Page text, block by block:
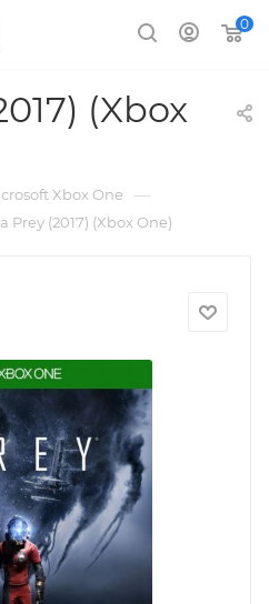
0
(Xbox
Xbox One —
Prey (2017) (Xbox One)